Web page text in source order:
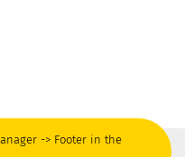
-> Footer in the